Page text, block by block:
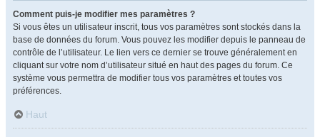
Comment puis-je modifier mes paramètres ?
Si vous êtes un utilisateur inscrit, tous vos paramètres sont stockés dans la
base de données du forum. Vous pouvez les modifier depuis le panneau de
contrôle de l’utilisateur. Le lien vers ce dernier se trouve généralement en
cliquant sur votre nom d’utilisateur situé en haut des pages du forum. Ce
système vous permettra de modifier tous vos paramètres et toutes vos
préférences.
Haut